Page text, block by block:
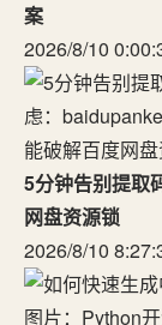
案
2026/8/10
5分钟告别提取
网盘资源锁
2026/8/10